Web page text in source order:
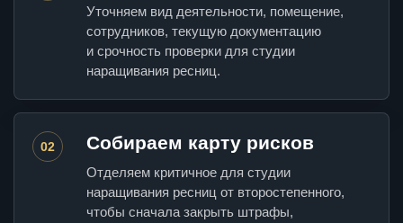
Уточняем вид деятельности, помещение,
сотрудников, текущую документацию
и срочность проверки для студии
наращивания ресниц.
02 Собираем карту рисков
Отделяем критичное для студии
наращивания ресниц от второстепенного,
чтобы сначала закрыть штрафы,